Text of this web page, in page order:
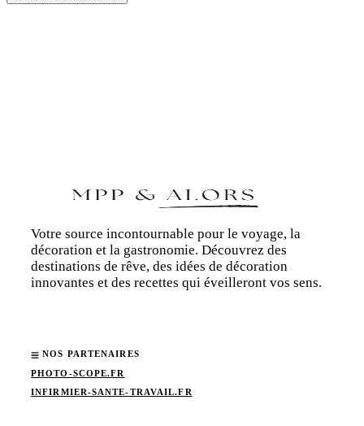
Votre source incontournable pour le voyage, la
décoration et la gastronomie. Découvrez des
destinations de rêve, des idées de décoration
innovantes et des recettes qui éveilleront vos sens.
NOS PARTENAIRES
PHOTO-SCOPE.FR
INFIRMIER-SANTE-TRAVAIL.FR